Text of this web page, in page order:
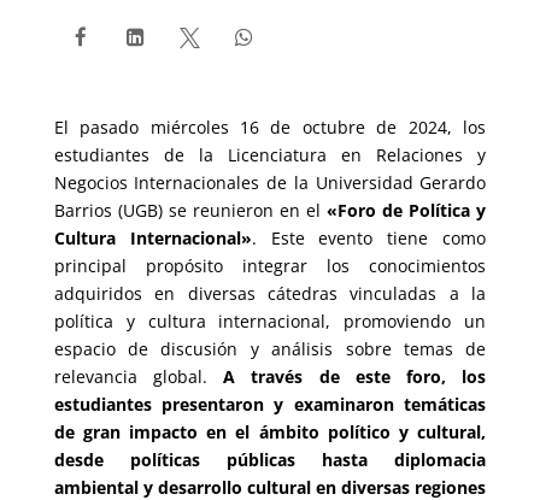
   
El pasado miércoles 16 de octubre de 2024, los
estudiantes de la Licenciatura en Relaciones y
Negocios Internacionales de la Universidad Gerardo
Barrios (UGB) se reunieron en el«Foro de Política y
Cultura Internacional». Este evento tiene como
principal propósito integrar los conocimientos
adquiridos en diversas cátedras vinculadas a la
política y cultura internacional, promoviendo un
espacio de discusión y análisis sobre temas de
relevancia global.A través de este foro, los
estudiantes presentaron y examinaron temáticas
de gran impacto en el ámbito político y cultural,
desde políticas públicas hasta diplomacia
ambiental y desarrollo cultural en diversas regiones